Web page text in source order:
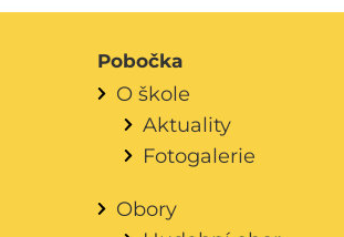
Pobočka
O škole
Aktuality
Fotogalerie
Obory